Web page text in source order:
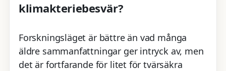
klimakteriebesvär?
Forskningsläget är bättre än vad många
äldre sammanfattningar ger intryck av, men
det är fortfarande för litet för tvärsäkra